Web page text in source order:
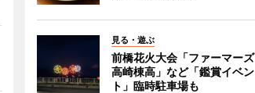
見る・遊ぶ
前橋花火大会「ファーマーズ
高崎棟高」など「鑑賞イベン
ト」臨時駐車場も